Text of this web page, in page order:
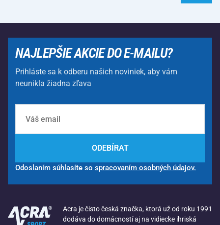
NAJLEPŠIE AKCIE DO E-MAILU?
Prihláste sa k odberu našich noviniek, aby vám
neunikla žiadna zľava
ODEBÍRAT
Odoslaním súhlasíte so spracovaním osobných údajov.
Acra je čisto česká značka, ktorá už od roku 1991
dodáva do domácností aj na vidiecke ihriská